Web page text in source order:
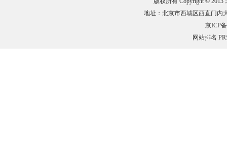
地址：北京市西城区西直门内
京ICP
网站排名